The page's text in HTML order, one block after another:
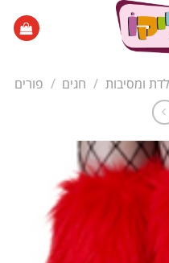
ומסיבות / חגים / פורים